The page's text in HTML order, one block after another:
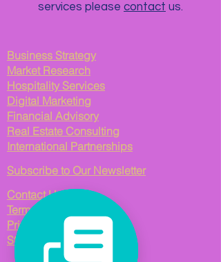
services please contact us.
Business Strategy
Market Research
Hospitality Services
Digital Marketing
Financial Advisory
Real Estate Consulting
International Partnerships
Subscribe to Our Newsletter
Contact Us
Terms of Service
Privacy Policy
Stay Connected